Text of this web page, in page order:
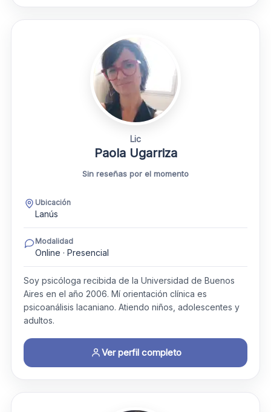
Lic
Paola Ugarriza
Sin reseñas por el momento
Ubicación
Lanús
Modalidad
Online · Presencial
Soy psicóloga recibida de la Universidad de Buenos
Aires en el año 2006. Mí orientación clínica es
psicoanálisis lacaniano. Atiendo niños, adolescentes y
adultos.
Ver perfil completo